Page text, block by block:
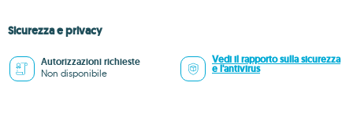
Sicurezza e privacy
Autorizzazioni richieste
Non disponibile
Vedi il rapporto sulla sicurezza
e l'antivirus